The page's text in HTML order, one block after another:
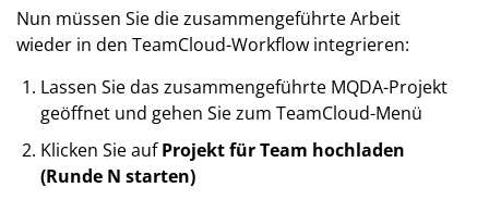
Nun müssen Sie die zusammengeführte Arbeit
wieder in den TeamCloud-Workflow integrieren:
Lassen Sie das zusammengeführte MQDA-Projekt
geöffnet und gehen Sie zum TeamCloud-Menü
Klicken Sie aufProjekt für Team hochladen
(Runde N starten)